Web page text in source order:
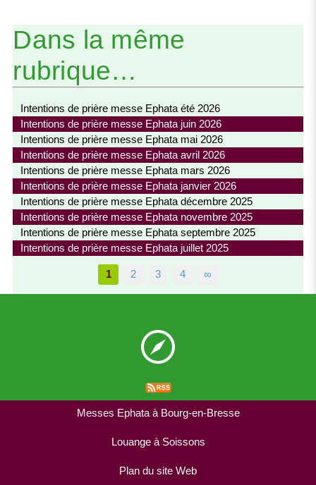
Dans la même
rubrique…
Intentions de prière messe Ephata été 2026
Intentions de prière messe Ephata juin 2026
Intentions de prière messe Ephata mai 2026
Intentions de prière messe Ephata avril 2026
Intentions de prière messe Ephata mars 2026
Intentions de prière messe Ephata janvier 2026
Intentions de prière messe Ephata décembre 2025
Intentions de prière messe Ephata novembre 2025
Intentions de prière messe Ephata septembre 2025
Intentions de prière messe Ephata juillet 2025
1 2 3 4 ∞
Messes Ephata à Bourg-en-Bresse
Louange à Soissons
Plan du site Web